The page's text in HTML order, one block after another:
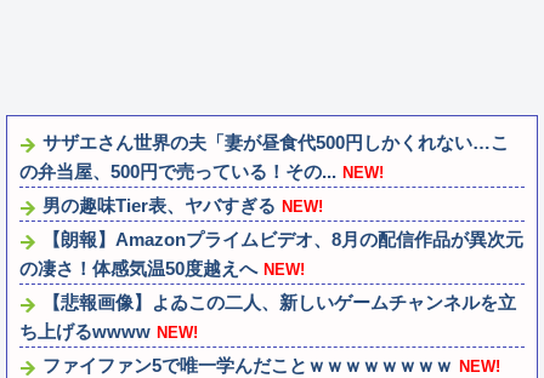
サザエさん世界の夫「妻が昼食代500円しかくれない…こ
の弁当屋、500円で売っている！その... NEW!
男の趣味Tier表、ヤバすぎる NEW!
【朗報】Amazonプライムビデオ、8月の配信作品が異次元
の凄さ！体感気温50度越えへ NEW!
【悲報画像】よゐこの二人、新しいゲームチャンネルを立
ち上げるwwww NEW!
ファイファン5で唯一学んだことｗｗｗｗｗｗｗｗ NEW!